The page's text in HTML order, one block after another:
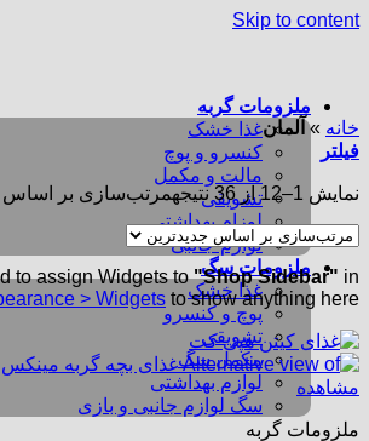
Skip to content
ملزومات گربه
غذا خشک
کنسرو و پوچ
مالت و مکمل
تشویقی
لوزام بهداشتی
لوازم جانبی
ملزومات سگ
غذا خشک
پوچ و کنسرو
تشویقی
مکمل سگ
لوازم بهداشتی
سگ لوازم جانبی و بازی
خانه » آلمان
فیلتر
نمایش 1–12 از 36 نتیجه مرتب‌سازی بر اساس
to assign Widgets to"Shop Sidebar" in
> Widgets to show anything here
مشاهده
ملزومات گربه